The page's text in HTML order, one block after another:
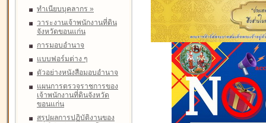
ทำเนียบบุคลากร »
วาระงานเจ้าพนักงานที่ดิน
จังหวัดขอนแก่น
การมอบอำนาจ
แบบฟอร์มต่าง ๆ
ตัวอย่างหนังสือมอบอำนาจ
แผนการตรวจราชการของ
เจ้าพนักงานที่ดินจังหวัด
ขอนแก่น
สรุปผลการปฏิบัติงานของ